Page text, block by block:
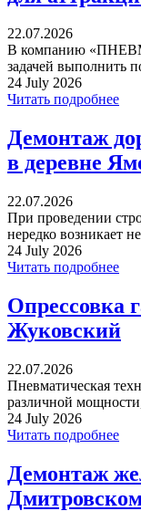
22.07.2026
В компанию
задачей выполнить
24 July 2026
Читать подробнее
Демонтаж
в деревне
22.07.2026
При проведении
нередко возникает
24 July 2026
Читать подробнее
Опрессовка
Жуковский
22.07.2026
Пневматическая
различной
24 July 2026
Читать подробнее
Демонтаж